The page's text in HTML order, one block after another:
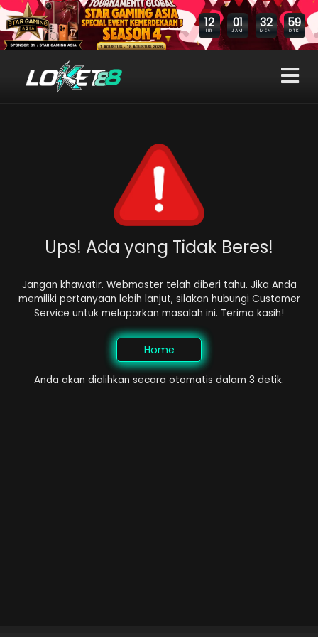
12
HR
01
JAM
32
MEN 58
DTK
Ups! Ada yang Tidak Beres!
Jangan khawatir. Webmaster telah diberi tahu. Jika Anda
memiliki pertanyaan lebih lanjut, silakan hubungi Customer
Service untuk melaporkan masalah ini. Terima kasih!
Home
Anda akan dialihkan secara otomatis dalam 2 detik.